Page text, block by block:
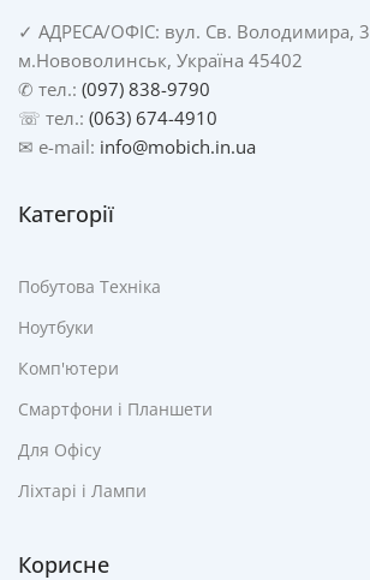
✓ АДРЕСА/ОФІС: вул. Св. Володимира, 3
м.Нововолинськ, Україна 45402
✆ тел.: (097) 838-9790
☏ тел.: (063) 674-4910
✉ e-mail: info@mobich.in.ua
Категорії
Побутова Техніка
Ноутбуки
Комп'ютери
Смартфони і Планшети
Для Офісу
Ліхтарі і Лампи
Корисне